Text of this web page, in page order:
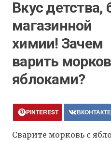
Вкус детства,
магазинной
химии! Зачем
варить
яблоками?
PINTEREST ВКОНТАКТЕ
Сварите морковь с